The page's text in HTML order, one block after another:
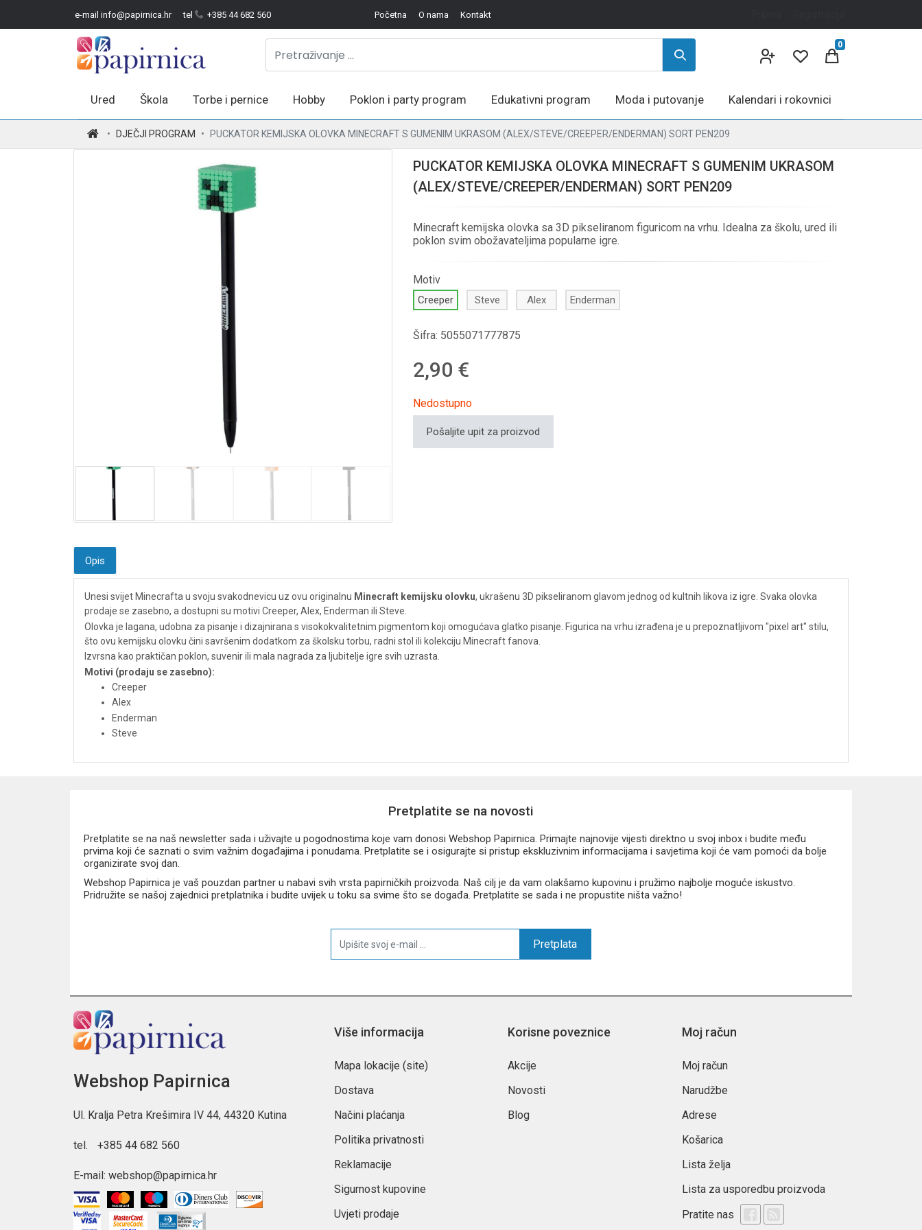
e-mail info@papirnica.hr tel +385 44 682 560 Početna O nama Kontakt
0
Ured Škola Torbe i pernice Hobby Poklon i party program Edukativni program Moda i putovanje Kalendari i rokovnici
DJEČJI PROGRAM PUCKATOR KEMIJSKA OLOVKA MINECRAFT S GUMENIM UKRASOM (ALEX/STEVE/CREEPER/ENDERMAN) SORT PEN209
PUCKATOR KEMIJSKA OLOVKA MINECRAFT S GUMENIM UKRASOM
(ALEX/STEVE/CREEPER/ENDERMAN) SORT PEN209
Minecraft kemijska olovka sa 3D pikseliranom figuricom na vrhu. Idealna za školu, ured ili
poklon svim obožavateljima popularne igre.
Motiv
Creeper Steve Alex Enderman
Šifra: 5055071777875
2,90 €
Nedostupno
Pošaljite upit za proizvod
Opis
Unesi svijet Minecrafta u svoju svakodnevicu uz ovu originalnu Minecraft kemijsku olovku, ukrašenu 3D pikseliranom glavom jednog od kultnih likova iz igre. Svaka olovka
prodaje se zasebno, a dostupni su motivi Creeper, Alex, Enderman ili Steve.
Olovka je lagana, udobna za pisanje i dizajnirana s visokokvalitetnim pigmentom koji omogućava glatko pisanje. Figurica na vrhu izrađena je u prepoznatljivom "pixel art" stilu,
što ovu kemijsku olovku čini savršenim dodatkom za školsku torbu, radni stol ili kolekciju Minecraft fanova.
Izvrsna kao praktičan poklon, suvenir ili mala nagrada za ljubitelje igre svih uzrasta.
Motivi (prodaju se zasebno):
Creeper
Alex
Enderman
Steve
Pretplatite se na novosti
Pretplatite se na naš newsletter sada i uživajte u pogodnostima koje vam donosi Webshop Papirnica. Primajte najnovije vijesti direktno u svoj inbox i budite među
prvima koji će saznati o svim važnim događajima i ponudama. Pretplatite se i osigurajte si pristup ekskluzivnim informacijama i savjetima koji će vam pomoći da bolje
organizirate svoj dan.
Webshop Papirnica je vaš pouzdan partner u nabavi svih vrsta papirničkih proizvoda. Naš cilj je da vam olakšamo kupovinu i pružimo najbolje moguće iskustvo.
Pridružite se našoj zajednici pretplatnika i budite uvijek u toku sa svime što se događa. Pretplatite se sada i ne propustite ništa važno!
Pretplata
Webshop Papirnica
Ul. Kralja Petra Krešimira IV 44, 44320 Kutina
tel. +385 44 682 560
E-mail: webshop@papirnica.hr
Više informacija
Mapa lokacije (site)
Dostava
Načini plaćanja
Politika privatnosti
Reklamacije
Sigurnost kupovine
Uvjeti prodaje
Korisne poveznice
Akcije
Novosti
Blog
Moj račun
Moj račun
Narudžbe
Adrese
Košarica
Lista želja
Lista za usporedbu proizvoda
Pratite nas